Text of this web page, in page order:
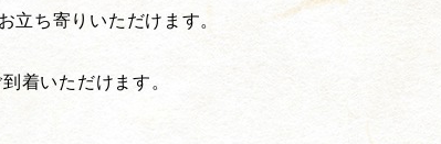
立ち寄りいただけます。
着いただけます。